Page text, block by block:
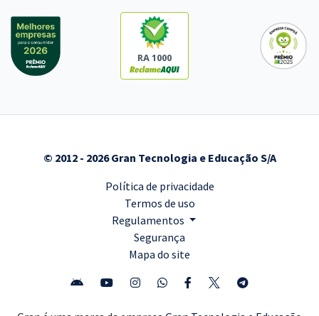
RA 1000
© 2012 - 2026 Gran Tecnologia e Educação S/A
Política de privacidade
Termos de uso
Regulamentos
Segurança
Mapa do site